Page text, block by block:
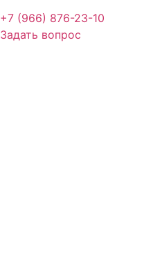
+7 (966) 876-23-10
Задать вопрос